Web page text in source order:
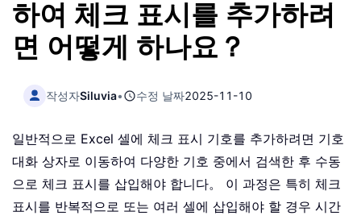
하여 체크 표시를 추가하려
면 어떻게 하나요？
작성자Siluvia• 수정 날짜2025-11-10
일반적으로 Excel 셀에 체크 표시 기호를 추가하려면 기호
대화 상자로 이동하여 다양한 기호 중에서 검색한 후 수동
으로 체크 표시를 삽입해야 합니다。 이 과정은 특히 체크
표시를 반복적으로 또는 여러 셀에 삽입해야 할 경우 시간